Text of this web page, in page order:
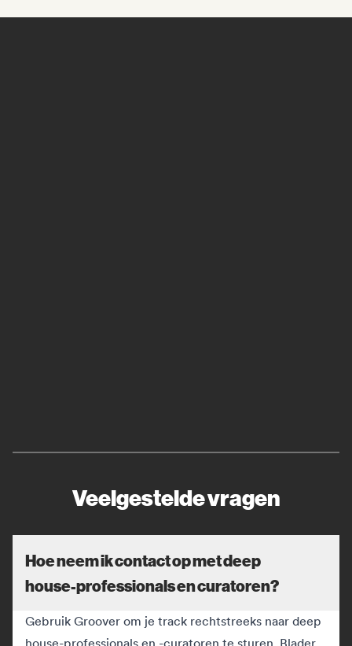
Veelgestelde vragen
Hoe neem ik contact op met deep
house-professionals en curatoren?
Gebruik Groover om je track rechtstreeks naar deep